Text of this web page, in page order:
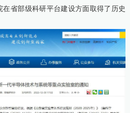
省部级科研平台建设方面取得了历史